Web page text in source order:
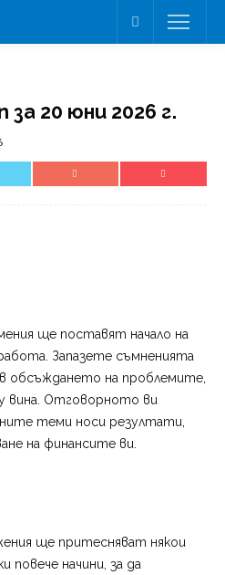
за 20 юни 2026 г.
ще поставят начало на
Запазете съмненията
обсъждането на проблемите,
вина. Отговорното ви
теми носи резултати,
на финансите ви.
ще притесняват някои
повече начини, за да